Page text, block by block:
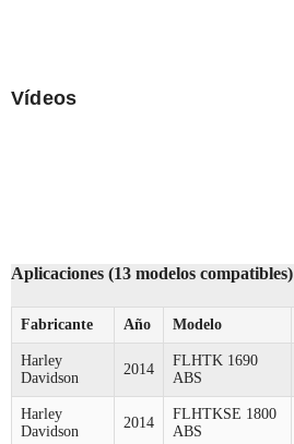
Vídeos
Aplicaciones (13 modelos compatibles)
Fabricante Año Modelo
Harley
Davidson
2014
FLHTK 1690
ABS
Harley
Davidson
2014
FLHTKSE 1800
ABS